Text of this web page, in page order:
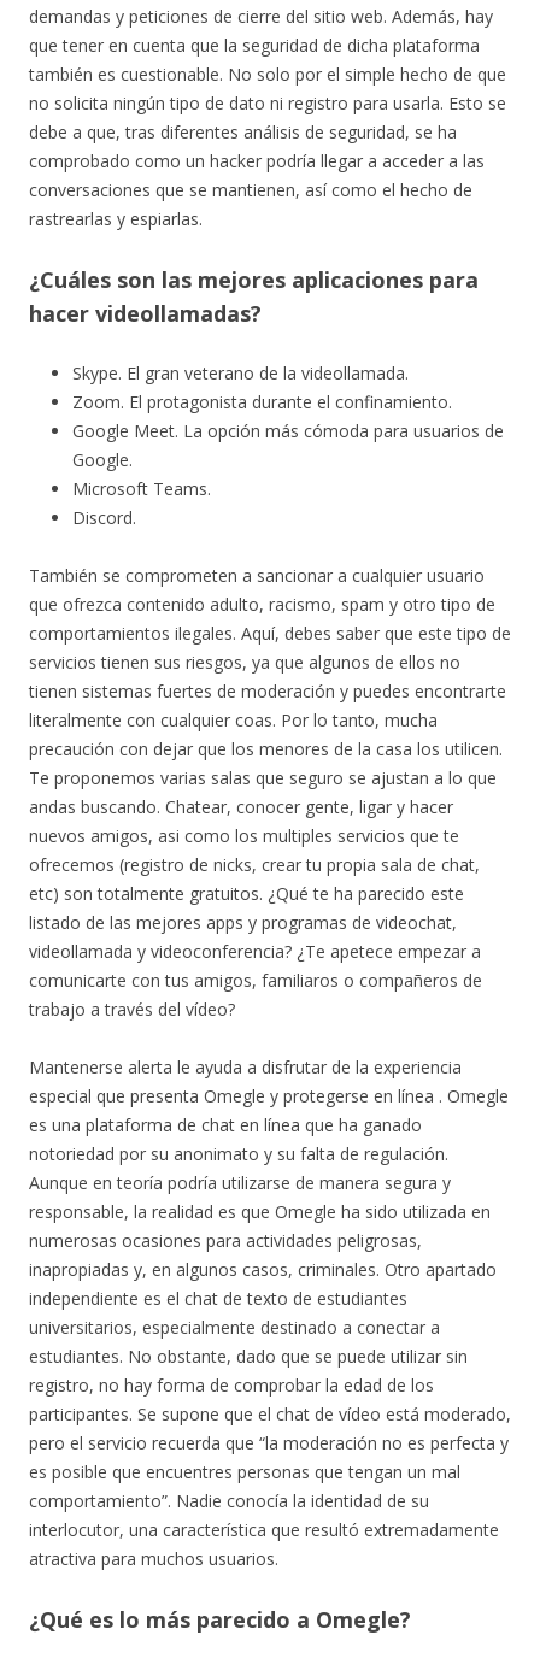
demandas y peticiones de cierre del sitio web. Además, hay
que tener en cuenta que la seguridad de dicha plataforma
también es cuestionable. No solo por el simple hecho de que
no solicita ningún tipo de dato ni registro para usarla. Esto se
debe a que, tras diferentes análisis de seguridad, se ha
comprobado como un hacker podría llegar a acceder a las
conversaciones que se mantienen, así como el hecho de
rastrearlas y espiarlas.
¿Cuáles son las mejores aplicaciones para
hacer videollamadas?
Skype. El gran veterano de la videollamada.
Zoom. El protagonista durante el confinamiento.
Google Meet. La opción más cómoda para usuarios de
Google.
Microsoft Teams.
Discord.
También se comprometen a sancionar a cualquier usuario
que ofrezca contenido adulto, racismo, spam y otro tipo de
comportamientos ilegales. Aquí, debes saber que este tipo de
servicios tienen sus riesgos, ya que algunos de ellos no
tienen sistemas fuertes de moderación y puedes encontrarte
literalmente con cualquier coas. Por lo tanto, mucha
precaución con dejar que los menores de la casa los utilicen.
Te proponemos varias salas que seguro se ajustan a lo que
andas buscando. Chatear, conocer gente, ligar y hacer
nuevos amigos, asi como los multiples servicios que te
ofrecemos (registro de nicks, crear tu propia sala de chat,
etc) son totalmente gratuitos. ¿Qué te ha parecido este
listado de las mejores apps y programas de videochat,
videollamada y videoconferencia? ¿Te apetece empezar a
comunicarte con tus amigos, familiaros o compañeros de
trabajo a través del vídeo?
Mantenerse alerta le ayuda a disfrutar de la experiencia
especial que presenta Omegle y protegerse en línea . Omegle
es una plataforma de chat en línea que ha ganado
notoriedad por su anonimato y su falta de regulación.
Aunque en teoría podría utilizarse de manera segura y
responsable, la realidad es que Omegle ha sido utilizada en
numerosas ocasiones para actividades peligrosas,
inapropiadas y, en algunos casos, criminales. Otro apartado
independiente es el chat de texto de estudiantes
universitarios, especialmente destinado a conectar a
estudiantes. No obstante, dado que se puede utilizar sin
registro, no hay forma de comprobar la edad de los
participantes. Se supone que el chat de vídeo está moderado,
pero el servicio recuerda que “la moderación no es perfecta y
es posible que encuentres personas que tengan un mal
comportamiento”. Nadie conocía la identidad de su
interlocutor, una característica que resultó extremadamente
atractiva para muchos usuarios.
¿Qué es lo más parecido a Omegle?